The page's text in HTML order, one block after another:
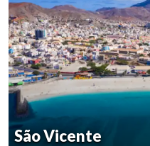
São Vicente